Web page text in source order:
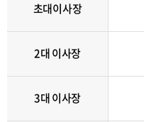
초대이사장
2대 이사장
3대 이사장